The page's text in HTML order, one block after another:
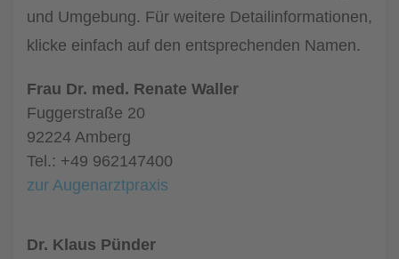
und Umgebung. Für weitere Detailinformationen,
klicke einfach auf den entsprechenden Namen.
Frau Dr. med. Renate Waller
Fuggerstraße 20
92224 Amberg
Tel.: +49 962147400
zur Augenarztpraxis
Dr. Klaus Pünder